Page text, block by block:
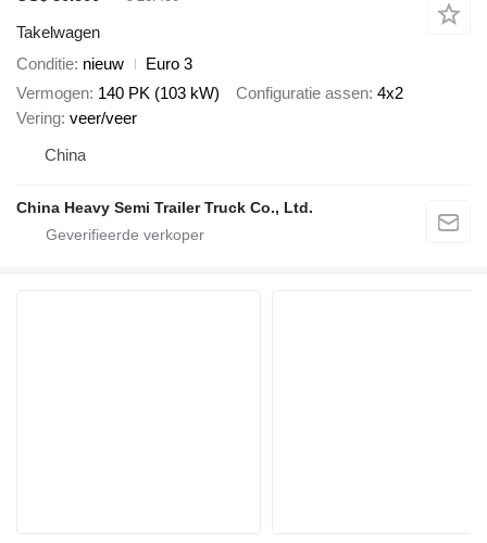
Takelwagen
Conditie nieuw
Euro 3
Vermogen 140 PK (103 kW) Configuratie assen 4x2
Vering veer/veer
China
China Heavy Semi Trailer Truck Co., Ltd.